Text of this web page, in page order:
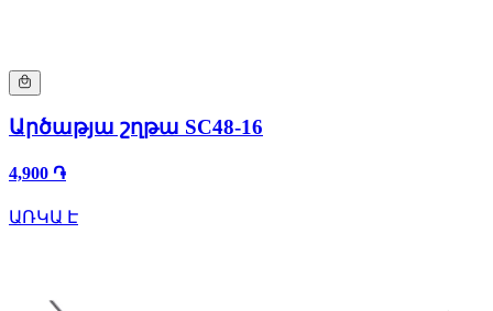
Արծաթյա շղթա SC48-16
4,900 ֏
ԱՌԿԱ Է